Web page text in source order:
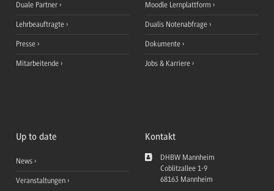
Duale Partner
Lehrbeauftragte
Presse
Mitarbeitende
Moodle Lernplattform
Dualis Notenabfrage
Dokumente
Jobs & Karriere
Up to date
News
Veranstaltungen
Kontakt
DHBW Mannheim
Coblitzallee 1-9
68163 Mannheim